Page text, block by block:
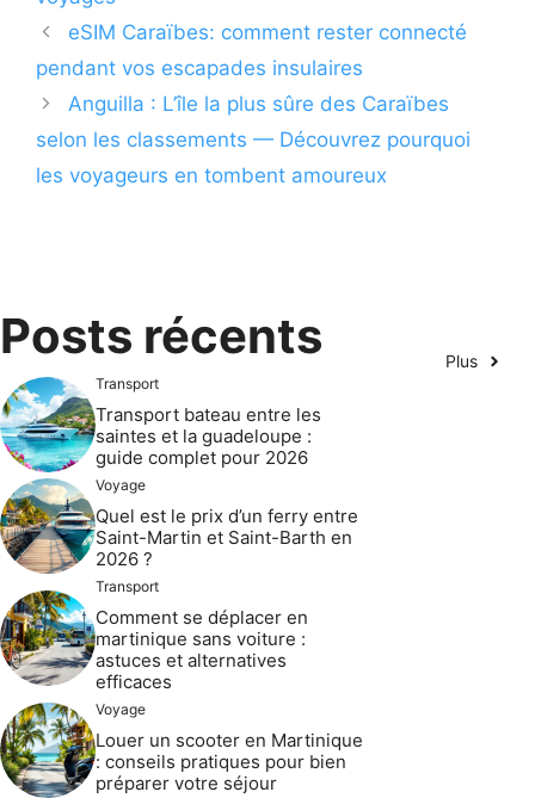
eSIM Caraïbes: comment rester connecté
pendant vos escapades insulaires
Anguilla : L’île la plus sûre des Caraïbes
selon les classements — Découvrez pourquoi
les voyageurs en tombent amoureux
Posts récents Plus
Transport
Transport bateau entre les
saintes et la guadeloupe :
guide complet pour 2026
Voyage
Quel est le prix d’un ferry entre
Saint-Martin et Saint-Barth en
2026 ?
Transport
Comment se déplacer en
martinique sans voiture :
astuces et alternatives
efficaces
Voyage
Louer un scooter en Martinique
: conseils pratiques pour bien
préparer votre séjour